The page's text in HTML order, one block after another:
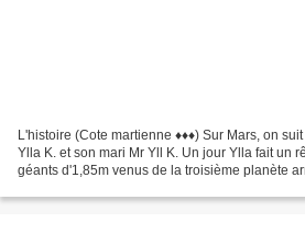
L'histoire (Cote martienne ♦♦♦) Sur Mars, on
Ylla K. et son mari Mr Yll K. Un jour Ylla fait un
géants d'1,85m venus de la troisième planète